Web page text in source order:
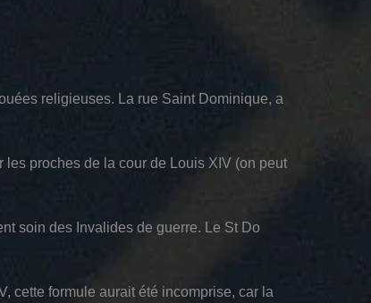
religieuses. La rue Saint Dominique, a
proches de la cour de Louis XIV (on peut
soin des Invalides de guerre. Le St Do
cette formule aurait été incomprise, car la